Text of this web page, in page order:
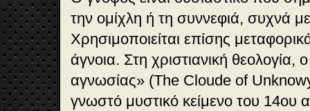
την ομίχλη ή τη συννεφιά, συχνά
Χρησιμοποιείται επίσης
άγνοια. Στη χριστιανική θεολογία,
αγνωσίας» (The Cloude of
γνωστό μυστικό κείμενο του 14ου